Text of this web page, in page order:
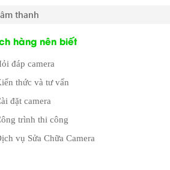
thanh
hàng nên biết
đáp camera
thức và tư vấn
đặt camera
trình thi công
vụ Sửa Chữa Camera